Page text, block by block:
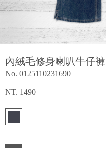
內絨毛修身喇叭牛仔褲
No. 0125110231690
NT. 1490